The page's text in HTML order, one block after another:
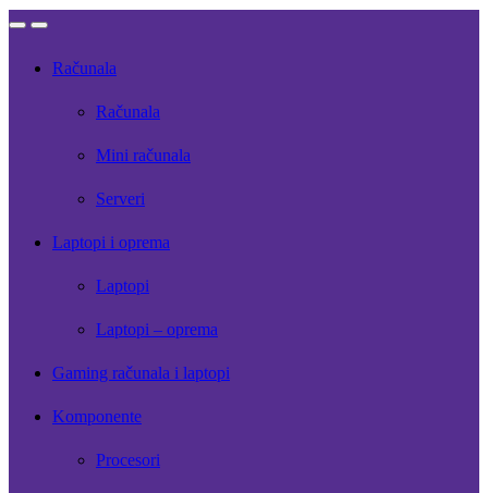
OpenClose
Računala
Računala
Mini računala
Serveri
Laptopi i oprema
Laptopi
Laptopi – oprema
Gaming računala i laptopi
Komponente
Procesori